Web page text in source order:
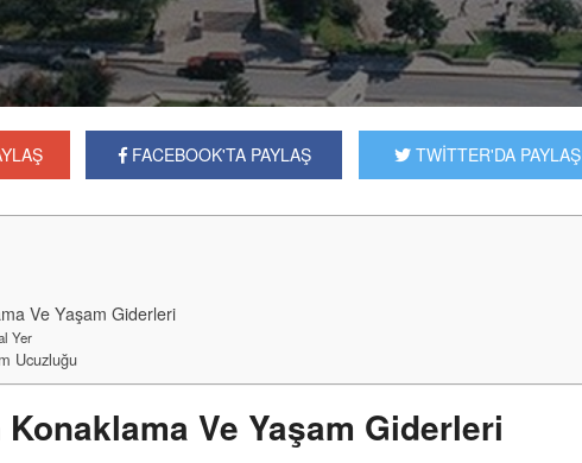
FACEBOOK'TA PAYLAŞ TWİTTER'DA PAYLAŞ
Ve Yaşam Giderleri
Yer
Ucuzluğu
Ve Yaşam Giderleri